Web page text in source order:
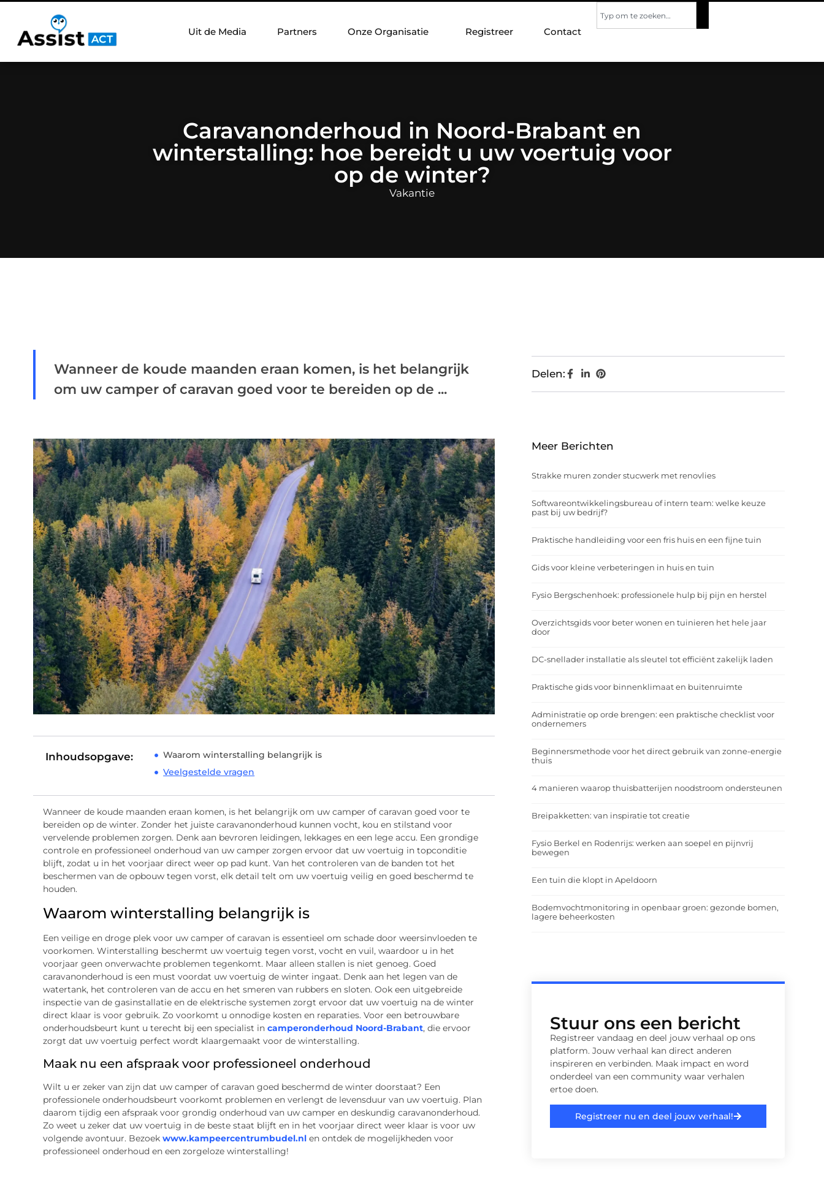
Uit de Media Partners Onze Organisatie Registreer Contact
Caravanonderhoud in Noord-Brabant en
winterstalling: hoe bereidt u uw voertuig voor
op de winter?
Vakantie
Wanneer de koude maanden eraan komen, is het belangrijk
om uw camper of caravan goed voor te bereiden op de ...
Inhoudsopgave:
Waarom winterstalling belangrijk is
Veelgestelde vragen
Wanneer de koude maanden eraan komen, is het belangrijk om uw camper of caravan goed voor te
bereiden op de winter. Zonder het juiste caravanonderhoud kunnen vocht, kou en stilstand voor
vervelende problemen zorgen. Denk aan bevroren leidingen, lekkages en een lege accu. Een grondige
controle en professioneel onderhoud van uw camper zorgen ervoor dat uw voertuig in topconditie
blijft, zodat u in het voorjaar direct weer op pad kunt. Van het controleren van de banden tot het
beschermen van de opbouw tegen vorst, elk detail telt om uw voertuig veilig en goed beschermd te
houden.
Waarom winterstalling belangrijk is
Een veilige en droge plek voor uw camper of caravan is essentieel om schade door weersinvloeden te
voorkomen. Winterstalling beschermt uw voertuig tegen vorst, vocht en vuil, waardoor u in het
voorjaar geen onverwachte problemen tegenkomt. Maar alleen stallen is niet genoeg. Goed
caravanonderhoud is een must voordat uw voertuig de winter ingaat. Denk aan het legen van de
watertank, het controleren van de accu en het smeren van rubbers en sloten. Ook een uitgebreide
inspectie van de gasinstallatie en de elektrische systemen zorgt ervoor dat uw voertuig na de winter
direct klaar is voor gebruik. Zo voorkomt u onnodige kosten en reparaties. Voor een betrouwbare
onderhoudsbeurt kunt u terecht bij een specialist in camperonderhoud Noord-Brabant, die ervoor
zorgt dat uw voertuig perfect wordt klaargemaakt voor de winterstalling.
Maak nu een afspraak voor professioneel onderhoud
Wilt u er zeker van zijn dat uw camper of caravan goed beschermd de winter doorstaat? Een
professionele onderhoudsbeurt voorkomt problemen en verlengt de levensduur van uw voertuig. Plan
daarom tijdig een afspraak voor grondig onderhoud van uw camper en deskundig caravanonderhoud.
Zo weet u zeker dat uw voertuig in de beste staat blijft en in het voorjaar direct weer klaar is voor uw
volgende avontuur. Bezoek www.kampeercentrumbudel.nlen ontdek de mogelijkheden voor
professioneel onderhoud en een zorgeloze winterstalling!
Delen:
Meer Berichten
Strakke muren zonder stucwerk met renovlies
Softwareontwikkelingsbureau of intern team: welke keuze
past bij uw bedrijf?
Praktische handleiding voor een fris huis en een fijne tuin
Gids voor kleine verbeteringen in huis en tuin
Fysio Bergschenhoek: professionele hulp bij pijn en herstel
Overzichtsgids voor beter wonen en tuinieren het hele jaar
door
DC-snellader installatie als sleutel tot efficiënt zakelijk laden
Praktische gids voor binnenklimaat en buitenruimte
Administratie op orde brengen: een praktische checklist voor
ondernemers
Beginnersmethode voor het direct gebruik van zonne-energie
thuis
4 manieren waarop thuisbatterijen noodstroom ondersteunen
Breipakketten: van inspiratie tot creatie
Fysio Berkel en Rodenrijs: werken aan soepel en pijnvrij
bewegen
Een tuin die klopt in Apeldoorn
Bodemvochtmonitoring in openbaar groen: gezonde bomen,
lagere beheerkosten
Stuur ons een bericht
Registreer vandaag en deel jouw verhaal op ons
platform. Jouw verhaal kan direct anderen
inspireren en verbinden. Maak impact en word
onderdeel van een community waar verhalen
ertoe doen.
Registreer nu en deel jouw verhaal!